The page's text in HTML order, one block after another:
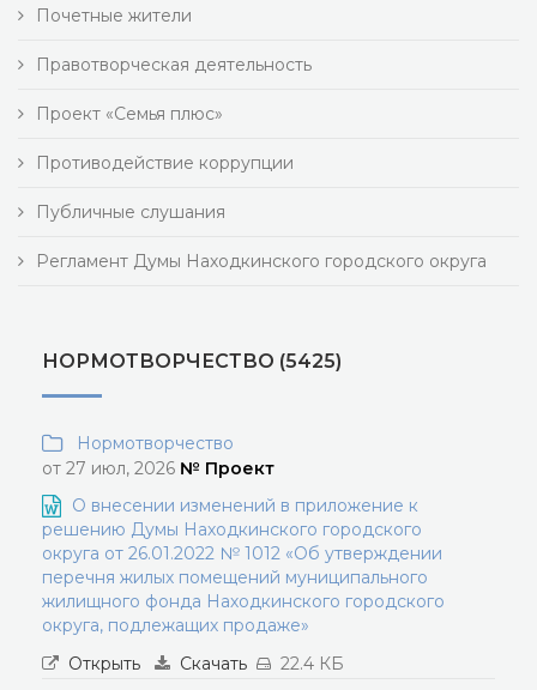
Почетные жители
Правотворческая деятельность
Проект «Семья плюс»
Противодействие коррупции
Публичные слушания
Регламент Думы Находкинского городского округа
НОРМОТВОРЧЕСТВО (5425)
Нормотворчество
от 27 июл, 2026 № Проект
О внесении изменений в приложение к
решению Думы Находкинского городского
округа от 26.01.2022 № 1012 «Об утверждении
перечня жилых помещений муниципального
жилищного фонда Находкинского городского
округа, подлежащих продаже»
Открыть
Скачать 22.4 КБ